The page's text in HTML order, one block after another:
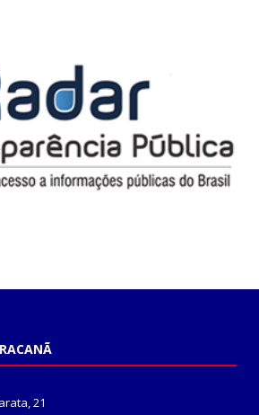
21